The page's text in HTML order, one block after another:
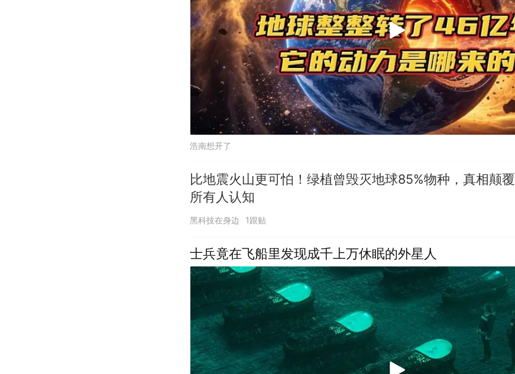
浩南想开了
比地震火山更可怕！绿植曾毁灭地球85%物种，真相颠覆
所有人认知
黑科技在身边 1跟贴
士兵竟在飞船里发现成千上万休眠的外星人